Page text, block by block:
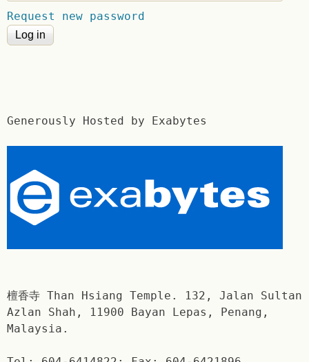
Request new password
Generously Hosted by Exabytes
檀香寺 Than Hsiang Temple. 132, Jalan Sultan
Azlan Shah, 11900 Bayan Lepas, Penang,
Malaysia.